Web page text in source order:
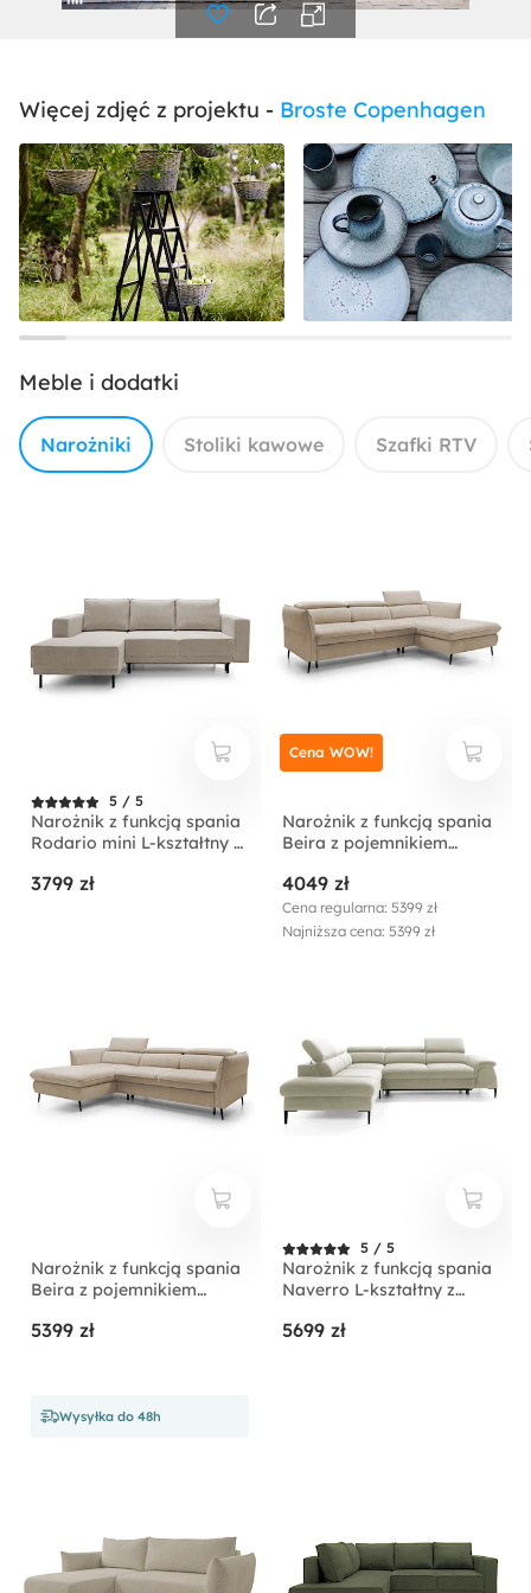
Więcej zdjęć z projektu - Broste Copenhagen
Meble i dodatki
Narożniki Stoliki kawowe Szafki RTV
5 / 5
Narożnik z funkcją spania
Rodario mini L-kształtny z
ciemnobeżowy sztruks
3799 zł
Narożnik z funkcją spania
Beira z pojemnikiem
4049 zł
Cena regularna: 5399 zł
Najniższa cena: 5399 zł
Cena WOW!
Narożnik z funkcją spania
Beira z pojemnikiem
5399 zł
Wysyłka do 48h
5 / 5
Narożnik z funkcją spania
Naverro L-kształtny z
velvet hydrofobowy
5699 zł